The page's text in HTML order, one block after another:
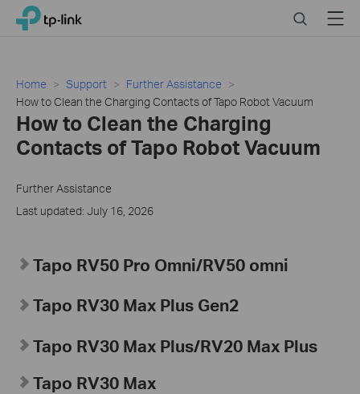
Click
navigation
TP-Link, Reliably Smart SearchMenu
Home Support
Further Assistance
How to Clean the Charging Contacts of Tapo Robot Vacuum
How to Clean the Charging
Contacts of Tapo Robot Vacuum
Further Assistance
Last updated: July 16, 2026
Tapo RV50 Pro Omni/RV50 omni
Tapo RV30 Max Plus Gen2
Tapo RV30 Max Plus/RV20 Max Plus
Tapo RV30 Max